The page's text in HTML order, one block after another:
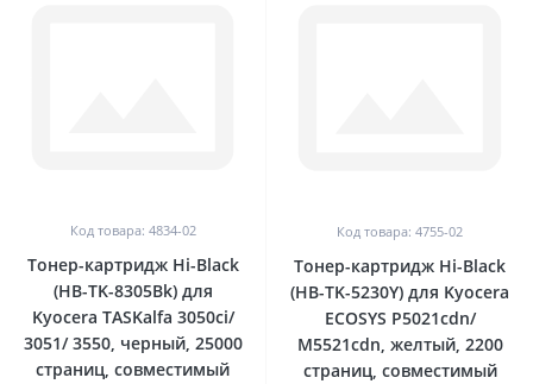
Код товара: 4834-02
Тонер-картридж Hi-Black
(HB-TK-8305Bk) для
Kyocera TASKalfa 3050ci/
3051/ 3550, черный, 25000
страниц, совместимый
Код товара: 4755-02
Тонер-картридж Hi-Black
(HB-TK-5230Y) для Kyocera
ECOSYS P5021cdn/
M5521cdn, желтый, 2200
страниц, совместимый